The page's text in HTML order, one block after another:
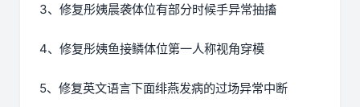
3、修复彤姨晨袭体位有部分时候手异常抽搐
4、修复彤姨鱼接鳞体位第一人称视角穿模
5、修复英文语言下面绯燕发病的过场异常中断